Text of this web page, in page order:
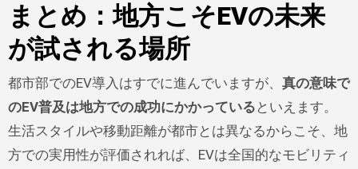
まとめ：地方こそEVの未来
が試される場所
都市部でのEV導入はすでに進んでいますが、 真の意味で
のEV普及は地方での成功にかかっている といえます。
生活スタイルや移動距離が都市とは異なるからこそ、地
方での実用性が評価されれば、EVは全国的なモビリティ